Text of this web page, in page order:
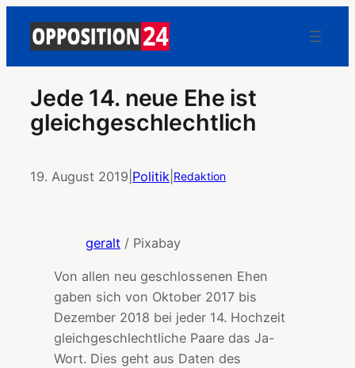
Jede 14. neue Ehe ist
gleichgeschlechtlich
19. August 2019 Politik Redaktion
geralt / Pixabay
Von allen neu geschlossenen Ehen
gaben sich von Oktober 2017 bis
Dezember 2018 bei jeder 14. Hochzeit
gleichgeschlechtliche Paare das Ja-
Wort. Dies geht aus Daten des